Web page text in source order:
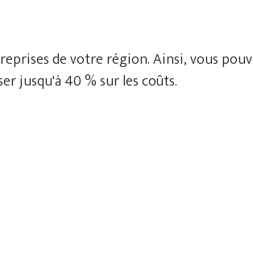
de votre région. Ainsi, vous
jusqu'à 40 % sur les coûts.